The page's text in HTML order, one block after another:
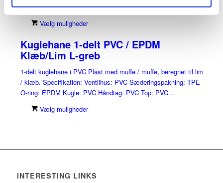
EPDM Kugle: PVC Håndtag: PVC T-greb Top: PVC...
Vælg muligheder
Kuglehane 1-delt PVC / EPDM
Klæb/Lim L-greb
1-delt kuglehane i PVC Plast med muffe / muffe, beregnet til lim
/ klæb. Specifikation: Ventilhus: PVC Sæderingspakning: TPE
O-ring: EPDM Kugle: PVC Håndtag: PVC Top: PVC...
Vælg muligheder
INTERESTING LINKS